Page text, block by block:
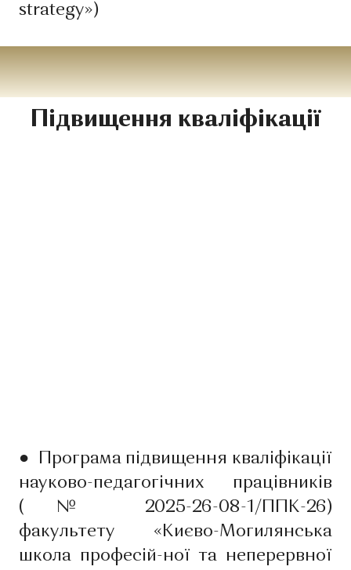
strategy»)
Підвищення кваліфікації
●
Програма підвищення кваліфікації
науково-педагогічних працівників
(№ 2025-26-08-1/ППК-26)
факультету «Києво-Могилянська
школа професій-ної та неперервної